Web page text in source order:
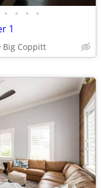
• • • •
1
Big Coppitt